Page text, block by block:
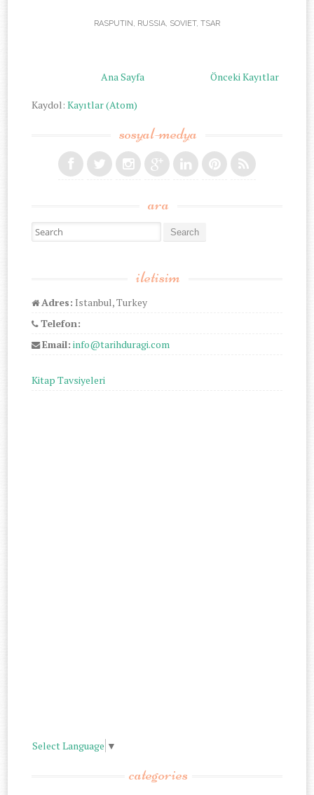
RASPUTIN, RUSSIA, SOVIET, TSAR
Önceki Kayıtlar
Ana Sayfa
Kaydol:Kayıtlar (Atom)
sosyal-medya
ara
Search for:
iletisim
Adres: Istanbul, Turkey
Telefon:
Email: info@tarihduragi.com
Kitap Tavsiyeleri
Select Language ▼
categories